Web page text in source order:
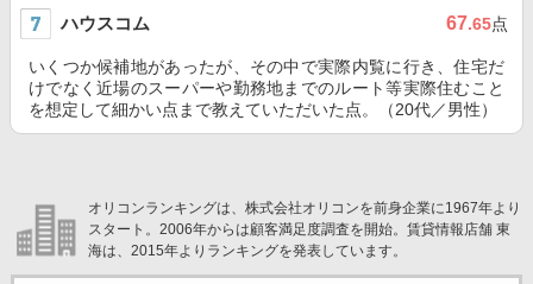
ハウスコム 67.65点
いくつか候補地があったが、その中で実際内覧に行き、住宅だ
けでなく近場のスーパーや勤務地までのルート等実際住むこと
を想定して細かい点まで教えていただいた点。（20代／男性）
オリコンランキングは、株式会社オリコンを前身企業に1967年より
スタート。2006年からは顧客満足度調査を開始。賃貸情報店舗 東
海は、2015年よりランキングを発表しています。